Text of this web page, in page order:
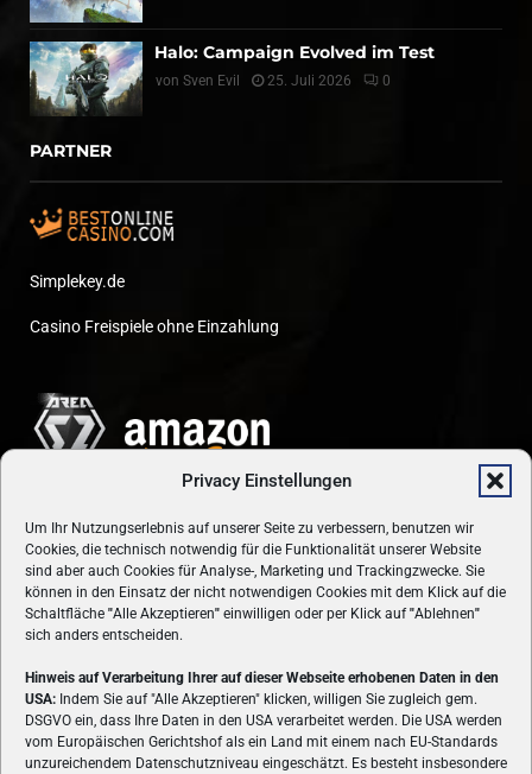
Privacy Einstellungen
Um Ihr Nutzungserlebnis auf unserer Seite zu verbessern, benutzen wir
Cookies, die technisch notwendig für die Funktionalität unserer Website
sind aber auch Cookies für Analyse-, Marketing und Trackingzwecke. Sie
können in den Einsatz der nicht notwendigen Cookies mit dem Klick auf die
Schaltfläche "Alle Akzeptieren" einwilligen oder per Klick auf"Ablehnen"
sich anders entscheiden.
Hinweis auf Verarbeitung Ihrer auf dieser Webseite erhobenen Daten in den
USA: Indem Sie auf "Alle Akzeptieren" klicken, willigen Sie zugleich gem.
DSGVO ein, dass Ihre Daten in den USA verarbeitet werden. Die USA werden
vom Europäischen Gerichtshof als ein Land mit einem nach EU-Standards
unzureichendem Datenschutzniveau eingeschätzt. Es besteht insbesondere
Halo: Campaign Evolved im Test
von Sven Evil 25. Juli 2026 0
PARTNER
Simplekey.de
Casino Freispiele ohne Einzahlung
ÜBER UNS
VON GAMERN, FÜR GAMER! Gamers.at ist das älteste Online-